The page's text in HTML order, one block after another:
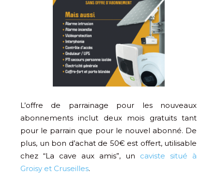
L’offre de parrainage pour les nouveaux
abonnements inclut deux mois gratuits tant
pour le parrain que pour le nouvel abonné. De
plus, un bon d’achat de 50€ est offert, utilisable
chez “La cave aux amis”, un caviste situé à
Groisy et Cruseilles.